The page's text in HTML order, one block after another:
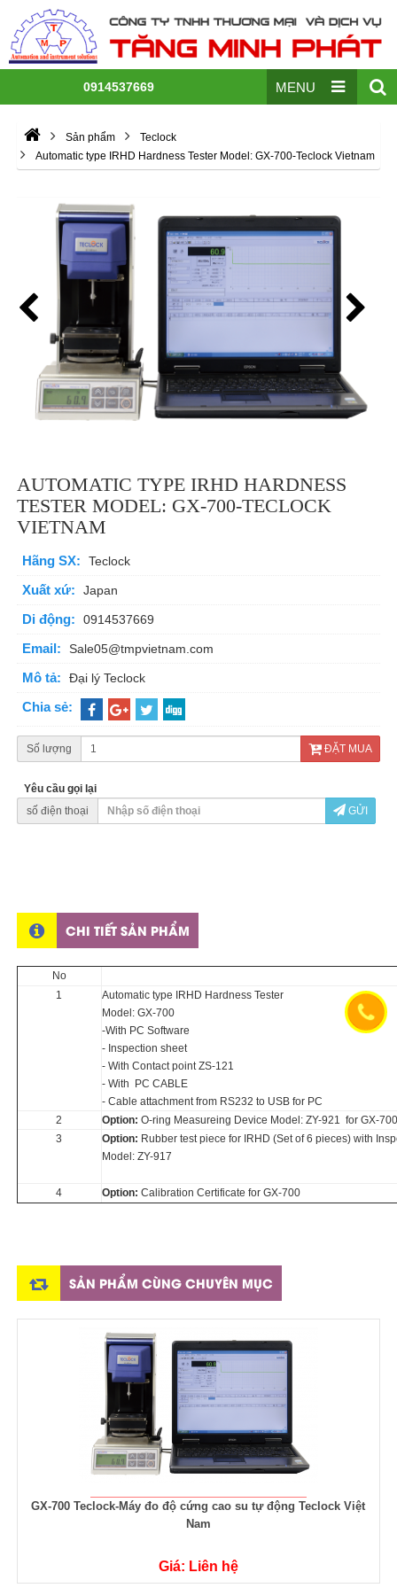
0914537669 MENU
Sản phẩm
Teclock
Automatic type IRHD Hardness Tester Model: GX-700-Teclock Vietnam
AUTOMATIC TYPE IRHD HARDNESS
TESTER MODEL: GX-700-TECLOCK
VIETNAM
Hãng SX: Teclock
Xuất xứ: Japan
Di động: 0914537669
Email: Sale05@tmpvietnam.com
Mô tả: Đại lý Teclock
Chia sẻ:
Số lượng ĐẶT MUA
Yêu cầu gọi lại
số điện thoại
GỬI
CHI TIẾT SẢN PHẨM
No
1
Automatic type IRHD Hardness Tester
Model: GX-700
-With PC Software
- Inspection sheet
- With Contact point ZS-121
- With PC CABLE
- Cable attachment from RS232 to USB for PC
2
Option: O-ring Measureing Device Model: ZY-921 for GX-
3
Option: Rubber test piece for IRHD (Set of 6 pieces) with
Model: ZY-917
4 Option: Calibration Certificate for GX-700
SẢN PHẨM CÙNG CHUYÊN MỤC
GX-700 Teclock-Máy đo độ cứng cao su tự động Teclock Việt
Nam
Giá: Liên hệ